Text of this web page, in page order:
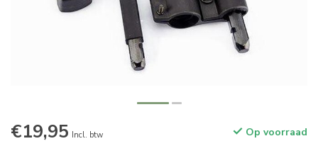
€19,95 Incl. btw Op voorraad